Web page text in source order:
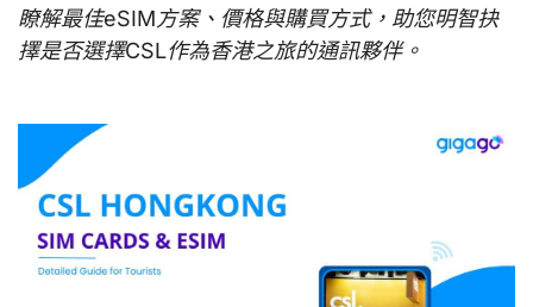
瞭解最佳eSIM方案、價格與購買方式，助您明智抉
擇是否選擇CSL作為香港之旅的通訊夥伴。